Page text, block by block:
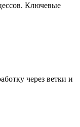
Ключевые
через ветки и